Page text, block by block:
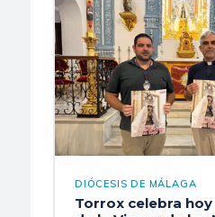
DIÓCESIS DE MÁLAGA
Torrox celebra